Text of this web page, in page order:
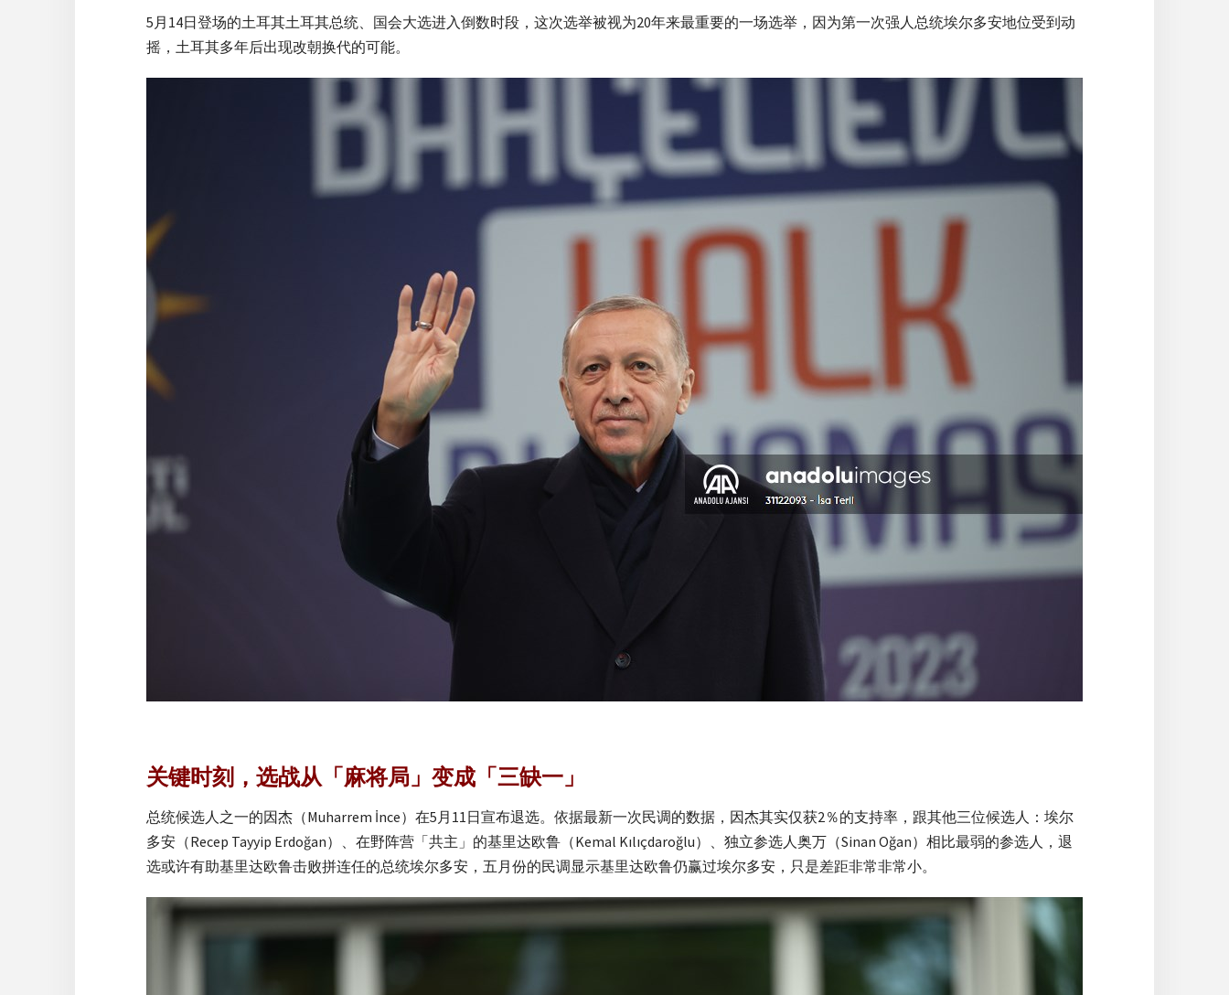
5月14日登场的土耳其土耳其总统、国会大选进入倒数时段，这次选举被视为20年来最重要的一场选举，因为第一次强人总统埃尔多安地位受到动
摇，土耳其多年后出现改朝换代的可能。
关键时刻，选战从「麻将局」变成「三缺一」
总统候选人之一的因杰（Muharrem İnce）在5月11日宣布退选。依据最新一次民调的数据，因杰其实仅获2％的支持率，跟其他三位候选人：埃尔
多安（Recep Tayyip Erdoğan）、在野阵营「共主」的基里达欧鲁（Kemal Kılıçdaroğlu）、独立参选人奥万（Sinan Oğan）相比最弱的参选人，退
选或许有助基里达欧鲁击败拼连任的总统埃尔多安，五月份的民调显示基里达欧鲁仍赢过埃尔多安，只是差距非常非常小。